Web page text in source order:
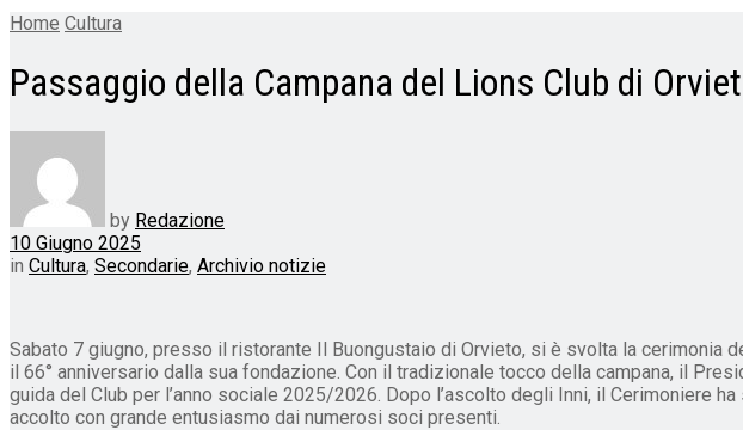
Home Cultura
Passaggio della Campana del Lions Club di
by Redazione
10 Giugno 2025
in Cultura, Secondarie, Archivio notizie
Sabato 7 giugno, presso il ristorante Il Buongustaio di Orvieto, si è svolta la cerimonia
il 66° anniversario dalla sua fondazione. Con il tradizionale tocco della campana, il
guida del Club per l’anno sociale 2025/2026. Dopo l’ascolto degli Inni, il Cerimoniere
accolto con grande entusiasmo dai numerosi soci presenti.